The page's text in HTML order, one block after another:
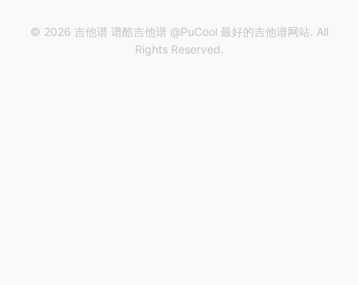
© 2026 吉他谱 谱酷吉他谱 @PuCool 最好的吉他谱网站. All
Rights Reserved.